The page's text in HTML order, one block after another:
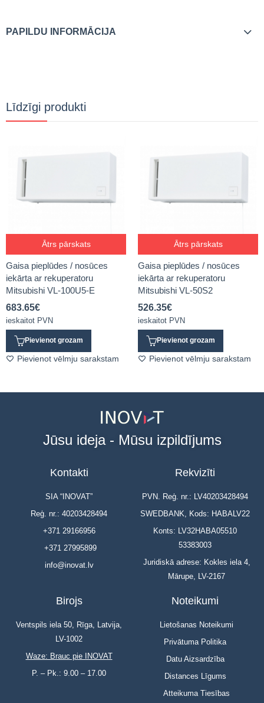
PAPILDU INFORMĀCIJA
Līdzīgi produkti
Ātrs pārskats
Gaisa pieplūdes / nosūces
iekārta ar rekuperatoru
Mitsubishi VL-100U5-E
683.65€
ieskaitot PVN
Pievienot grozam
Pievienot vēlmju sarakstam
Ātrs pārskats
Gaisa pieplūdes / nosūces
iekārta ar rekuperatoru
Mitsubishi VL-50S2
526.35€
ieskaitot PVN
Pievienot grozam
Pievienot vēlmju sarakstam
Jūsu ideja - Mūsu izpildījums
Kontakti
SIA “INOVAT”
Reģ. nr.: 40203428494
+371 29166956
+371 27995899
info@inovat.lv
Rekvizīti
PVN. Reģ. nr.: LV40203428494
SWEDBANK, Kods: HABALV22
Konts: LV32HABA05510
53383003
Juridiskā adrese: Kokles iela 4,
Mārupe, LV-2167
Birojs
Ventspils iela 50, Rīga, Latvija,
LV-1002
Waze: Brauc pie INOVAT
P. – Pk.: 9.00 – 17.00
Noteikumi
Lietošanas Noteikumi
Privātuma Politika
Datu Aizsardzība
Distances Līgums
Atteikuma Tiesības